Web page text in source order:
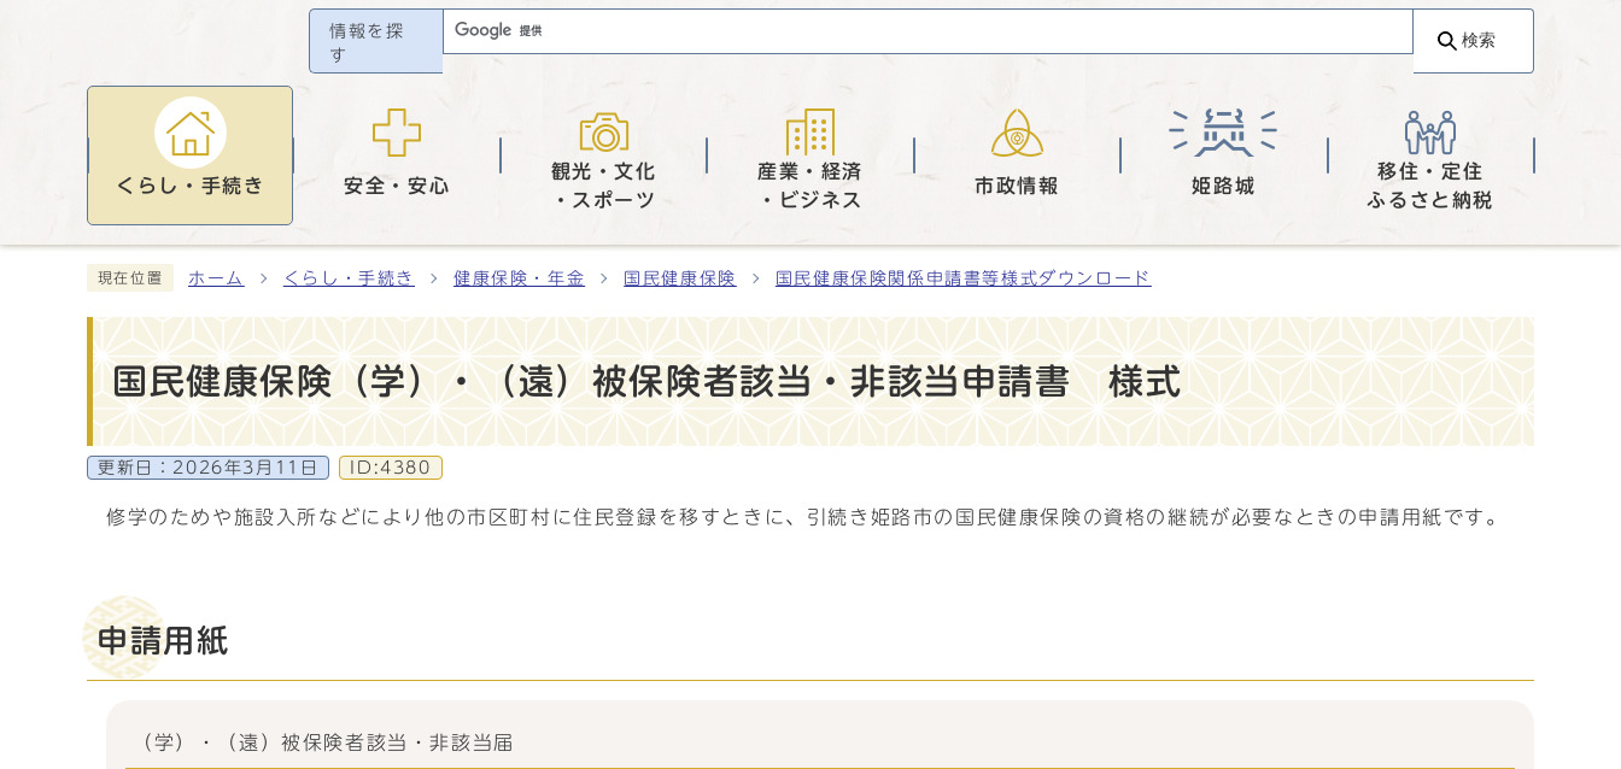
情報を探
す
検索
くらし・手続き 安全・安心
観光・文化
・スポーツ
産業・経済
・ビジネス
市政情報 姫路城
移住・定住
ふるさと納税
現在位置 ホーム くらし・手続き 健康保険・年金 国民健康保険 国民健康保険関係申請書等様式ダウンロード
国民健康保険（学）・（遠）被保険者該当・非該当申請書 様式
更新日： 2026年3月11日 ID:4380
修学のためや施設入所などにより他の市区町村に住民登録を移すときに、引続き姫路市の国民健康保険の資格の継続が必要なときの申請用紙です。
申請用紙
（学）・（遠）被保険者該当・非該当届